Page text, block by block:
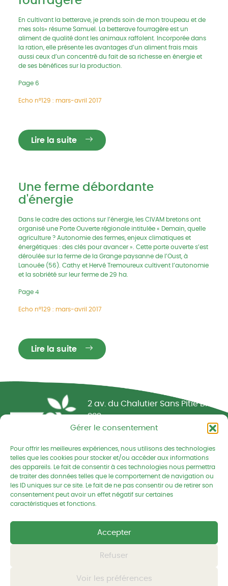
Gérer le consentement
Pour offrir les meilleures expériences, nous utilisons des technologies
telles que les cookies pour stocker et/ou accéder aux informations
des appareils. Le fait de consentir à ces technologies nous permettra
de traiter des données telles que le comportement de navigation ou
les ID uniques sur ce site. Le fait de ne pas consentir ou de retirer son
consentement peut avoir un effet négatif sur certaines
caractéristiques et fonctions.
Accepter
Refuser
Voir les préférences
En cultivant la betterave, je prends soin de mon troupeau et de
mes sols» résume Samuel. La betterave fourragère est un
aliment de qualité dont les animaux raffolent. Incorporée dans
la ration, elle présente les avantages d’un aliment frais mais
aussi ceux d’un concentré du fait de sa richesse en énergie et
de ses bénéfices sur la production.
Page 6
Echo n°129 : mars-avril 2017
Lire la suite
Une ferme débordante
d'énergie
Dans le cadre des actions sur l’énergie, les CIVAM bretons ont
organisé une Porte Ouverte régionale intitulée « Demain, quelle
agriculture ? Autonomie des fermes, enjeux climatiques et
énergétiques : des clés pour avancer ». Cette porte ouverte s’est
déroulée sur la ferme de la Grange paysanne de l’Oust, à
Lanouée (56). Cathy et Hervé Tremoureux cultivent l’autonomie
et la sobriété sur leur ferme de 29 ha.
Page 4
Echo n°129 : mars-avril 2017
Lire la suite
Réseau CIVAM - Campagnes vivantes
2 av. du Chalutier Sans Pitié BP
332
22190 PLERIN cedex
02 96 74 75 50
cedapa@wanadoo.fr
Retrouvez-nous sur Facebook
Retrouvez-nous sur
Retrouvez-
Tous droits réservés